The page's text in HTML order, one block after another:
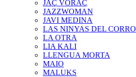
JAÇ VORAÇ
JAZZWOMAN
JAVI MEDINA
LAS NINYAS DEL CORRO
LA OTRA
LIA KALI
LLENGUA MORTA
MAIO
MALUKS